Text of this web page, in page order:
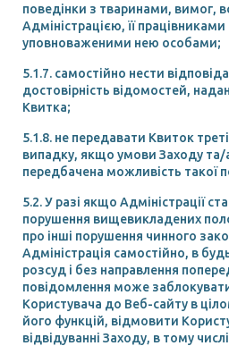
поведінки з тваринами, вимог,
Адміністрацією, її працівниками
уповноваженими нею особами;
5.1.7. самостійно нести
достовірність відомостей,
Квитка;
5.1.8. не передавати Квиток
випадку, якщо умови Заходу
передбачена можливість такої
5.2. У разі якщо Адміністрації
порушення вищевикладених
про інші порушення чинного
Адміністрація самостійно, в
розсуд і без направлення
повідомлення може
Користувача до Веб-сайту в
його функцій, відмовити
відвідуванні Заходу, в тому